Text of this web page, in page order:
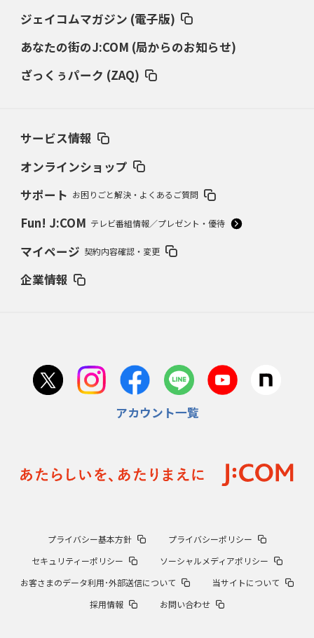
ジェイコムマガジン (電子版)
あなたの街のJ:COM (局からのお知らせ)
ざっくぅパーク (ZAQ)
サービス情報
オンラインショップ
サポート お困りごと解決・よくあるご質問
Fun! J:COM テレビ番組情報／プレゼント・優待
マイページ 契約内容確認・変更
企業情報
アカウント一覧
プライバシー基本方針
プライバシーポリシー
セキュリティーポリシー
ソーシャルメディアポリシー
お客さまのデータ利用･外部送信について
当サイトについて
採用情報
お問い合わせ